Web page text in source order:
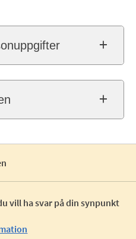
vill ha svar på din synpunkt